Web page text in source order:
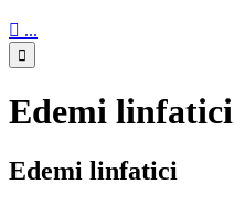
 ...

Edemi linfatici
Edemi linfatici